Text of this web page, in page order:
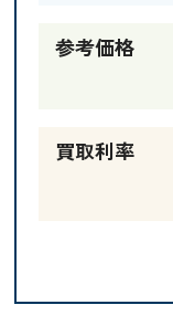
参考価格
買取利率